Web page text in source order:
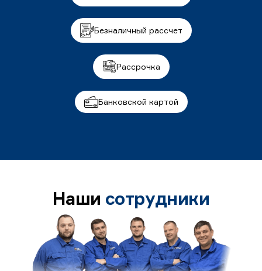
Безналичный рассчет
Рассрочка
Банковской картой
Наши сотрудники